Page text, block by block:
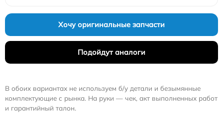
Хочу оригинальные запчасти
Подойдут аналоги
В обоих вариантах не используем б/у детали и безымянные
комплектующие с рынка. На руки — чек, акт выполненных работ
и гарантийный талон.